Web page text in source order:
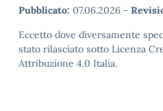
Pubblicato: 07.06.2026 -
Eccetto dove diversamente
stato rilasciato sotto Licenza
Attribuzione 4.0 Italia.